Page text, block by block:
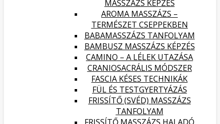
MASSZÁZS KÉPZÉS
AROMA MASSZÁZS –
TERMÉSZET CSEPPEKBEN
BABAMASSZÁZS TANFOLYAM
BAMBUSZ MASSZÁZS KÉPZÉS
CAMINO – A LÉLEK UTAZÁSA
CRANIOSACRÁLIS MÓDSZER
FASCIA KÉSES TECHNIKÁK
FÜL ÉS TESTGYERTYÁZÁS
FRISSÍTŐ (SVÉD) MASSZÁZS
TANFOLYAM